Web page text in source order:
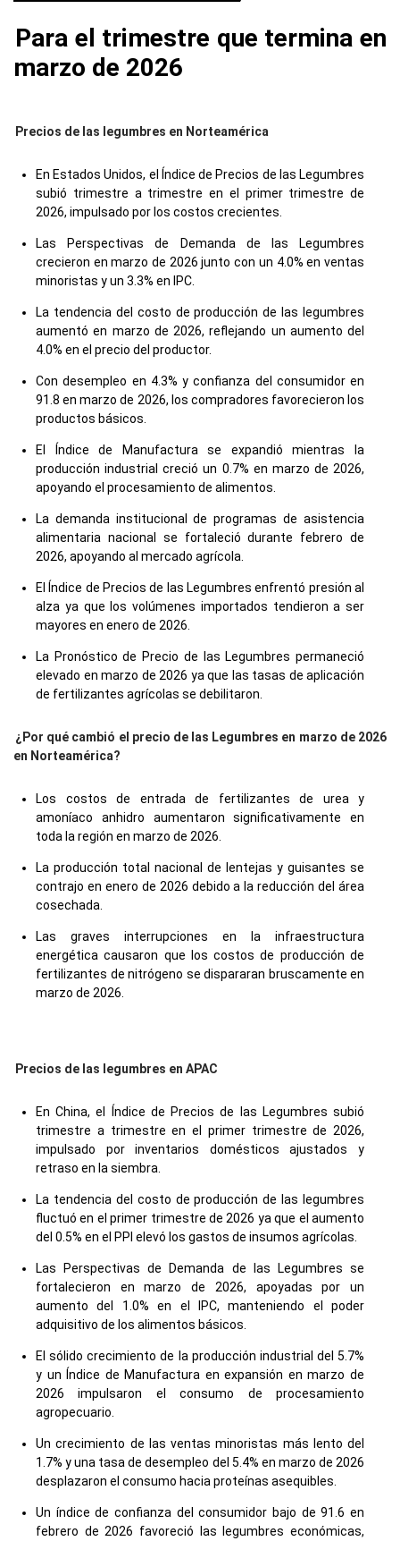
Para el trimestre que termina en
marzo de 2026
Precios de las legumbres en Norteamérica
En Estados Unidos, el Índice de Precios de las Legumbres
subió trimestre a trimestre en el primer trimestre de
2026, impulsado por los costos crecientes.
Las Perspectivas de Demanda de las Legumbres
crecieron en marzo de 2026 junto con un 4.0% en ventas
minoristas y un 3.3% en IPC.
La tendencia del costo de producción de las legumbres
aumentó en marzo de 2026, reflejando un aumento del
4.0% en el precio del productor.
Con desempleo en 4.3% y confianza del consumidor en
91.8 en marzo de 2026, los compradores favorecieron los
productos básicos.
El Índice de Manufactura se expandió mientras la
producción industrial creció un 0.7% en marzo de 2026,
apoyando el procesamiento de alimentos.
La demanda institucional de programas de asistencia
alimentaria nacional se fortaleció durante febrero de
2026, apoyando al mercado agrícola.
El Índice de Precios de las Legumbres enfrentó presión al
alza ya que los volúmenes importados tendieron a ser
mayores en enero de 2026.
La Pronóstico de Precio de las Legumbres permaneció
elevado en marzo de 2026 ya que las tasas de aplicación
de fertilizantes agrícolas se debilitaron.
¿Por qué cambió el precio de las Legumbres en marzo de 2026
en Norteamérica?
Los costos de entrada de fertilizantes de urea y
amoníaco anhidro aumentaron significativamente en
toda la región en marzo de 2026.
La producción total nacional de lentejas y guisantes se
contrajo en enero de 2026 debido a la reducción del área
cosechada.
Las graves interrupciones en la infraestructura
energética causaron que los costos de producción de
fertilizantes de nitrógeno se dispararan bruscamente en
marzo de 2026.
Precios de las legumbres en APAC
En China, el Índice de Precios de las Legumbres subió
trimestre a trimestre en el primer trimestre de 2026,
impulsado por inventarios domésticos ajustados y
retraso en la siembra.
La tendencia del costo de producción de las legumbres
fluctuó en el primer trimestre de 2026 ya que el aumento
del 0.5% en el PPI elevó los gastos de insumos agrícolas.
Las Perspectivas de Demanda de las Legumbres se
fortalecieron en marzo de 2026, apoyadas por un
aumento del 1.0% en el IPC, manteniendo el poder
adquisitivo de los alimentos básicos.
El sólido crecimiento de la producción industrial del 5.7%
y un Índice de Manufactura en expansión en marzo de
2026 impulsaron el consumo de procesamiento
agropecuario.
Un crecimiento de las ventas minoristas más lento del
1.7% y una tasa de desempleo del 5.4% en marzo de 2026
desplazaron el consumo hacia proteínas asequibles.
Un índice de confianza del consumidor bajo de 91.6 en
febrero de 2026 favoreció las legumbres económicas,